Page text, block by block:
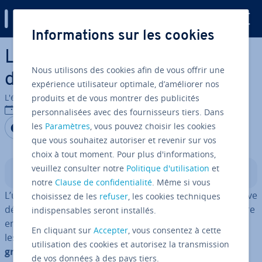
Aller au contenu principal
Les meilleurs four­nis­seurs en
drop­ship­ping
L'équipe édi­to­riale IONOS
09/02/2022
Partager sur Facebook
Partager sur Twitter
Partager sur LinkedIn
Sommaire
L’un des prin­ci­paux avantages du drop­ship­ping se trouve
déjà dans sa dé­fi­ni­tion : il s’agit du fait de pouvoir vendre
en ligne des mar­chan­dises sans avoir à les stocker ou à
les expédier soi-même. Ces tâches re­vien­nent àun
grossiste ou au fabricant des produits. Ces four­nis­
Informations sur les cookies
Nous utilisons des cookies afin de vous offrir une
expérience utilisateur optimale, d’améliorer nos
produits et de vous montrer des publicités
personnalisées avec des fournisseurs tiers. Dans
les Paramètres, vous pouvez choisir les cookies
que vous souhaitez autoriser et revenir sur vos
choix à tout moment. Pour plus d'informations,
veuillez consulter notre Politique d'utilisation et
notreClause de confidentialité. Même si vous
choisissez de les refuser, les cookies techniques
indispensables seront installés.
En cliquant surAccepter, vous consentez à cette
utilisation des cookies et autorisez la transmission
de vos données à des pays tiers.